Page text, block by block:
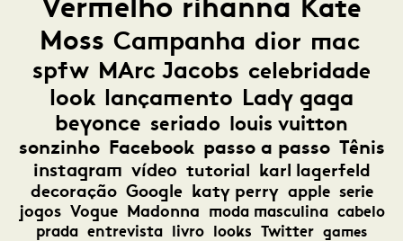
rihanna Kate
Moss Campanha dior mac
spfw MArc Jacobs celebridade
look lançamento Lady gaga
beyonce seriado louis vuitton
sonzinho Facebook passo a passo Tênis
instagram vídeo tutorial karl lagerfeld
decoração Google katy perry apple serie
jogos Vogue Madonna moda masculina cabelo
prada entrevista livro looks Twitter games